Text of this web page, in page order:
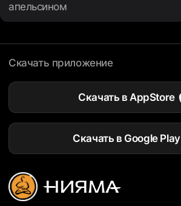
апельсином
Скачать приложение
Скачать в AppStore
Скачать в Google Play